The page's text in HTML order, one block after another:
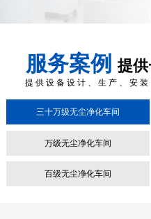
服务案例 提
提供设备设计、生产、安
三十万级无尘净化车间
万级无尘净化车间
百级无尘净化车间